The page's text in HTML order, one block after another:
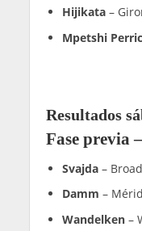
Hijikata–
Mpetshi
Resultados
Fase previa
Svajda–
Damm –
Wandelken–